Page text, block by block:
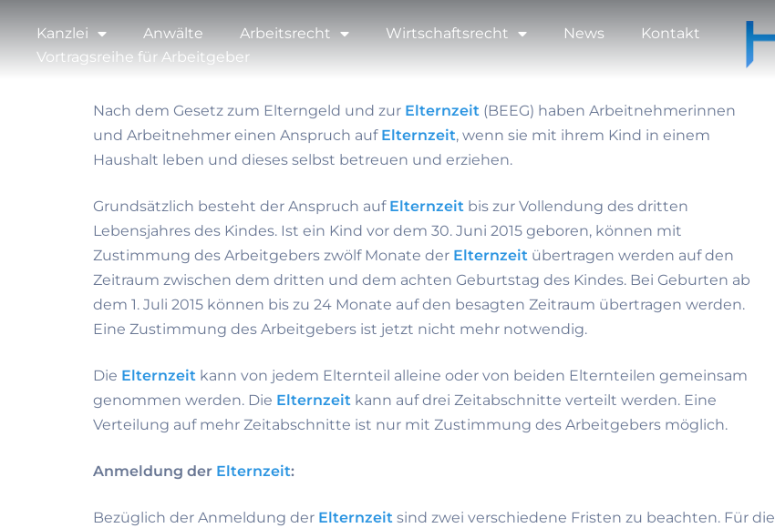
Kanzlei Anwälte Arbeitsrecht Wirtschaftsrecht News
Kontakt
Vortragsreihe für Arbeitgeber
Nach dem Gesetz zum Elterngeld und zur Elternzeit (BEEG) haben Arbeitnehmerinnen
und Arbeitnehmer einen Anspruch auf Elternzeit, wenn sie mit ihrem Kind in einem
Haushalt leben und dieses selbst betreuen und erziehen.
Grundsätzlich besteht der Anspruch auf Elternzeit bis zur Vollendung des dritten
Lebensjahres des Kindes. Ist ein Kind vor dem 30. Juni 2015 geboren, können mit
Zustimmung des Arbeitgebers zwölf Monate der Elternzeit übertragen werden auf den
Zeitraum zwischen dem dritten und dem achten Geburtstag des Kindes. Bei Geburten ab
dem 1. Juli 2015 können bis zu 24 Monate auf den besagten Zeitraum übertragen werden.
Eine Zustimmung des Arbeitgebers ist jetzt nicht mehr notwendig.
Die Elternzeit kann von jedem Elternteil alleine oder von beiden Elternteilen gemeinsam
genommen werden. Die Elternzeit kann auf drei Zeitabschnitte verteilt werden. Eine
Verteilung auf mehr Zeitabschnitte ist nur mit Zustimmung des Arbeitgebers möglich.
Anmeldung der Elternzeit:
Bezüglich der Anmeldung der Elternzeit sind zwei verschiedene Fristen zu beachten. Für die